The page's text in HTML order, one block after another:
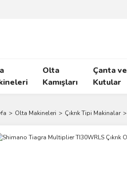
Olta
Kamışları
Çanta ve
Kutular
Olta Makineleri Çıkrık Tipi Makinalar